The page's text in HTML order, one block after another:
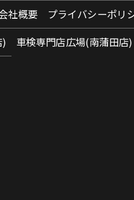
社概要 プライバシーポリ
車検専門店広場(南蒲田店)